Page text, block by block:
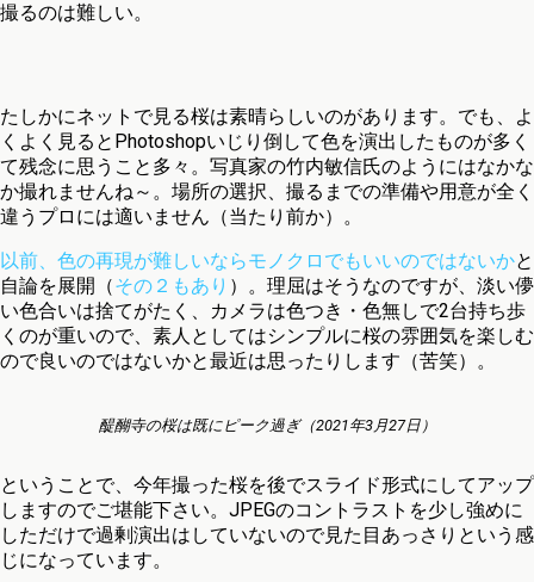
撮るのは難しい。
たしかにネットで見る桜は素晴らしいのがあります。でも、よ
くよく見るとPhotoshopいじり倒して色を演出したものが多く
て残念に思うこと多々。写真家の竹内敏信氏のようにはなかな
か撮れませんね～。場所の選択、撮るまでの準備や用意が全く
違うプロには適いません（当たり前か）。
以前、色の再現が難しいならモノクロでもいいのではないかと
自論を展開（その２もあり ）。理屈はそうなのですが、淡い儚
い色合いは捨てがたく、カメラは色つき・色無しで2台持ち歩
くのが重いので、素人としてはシンプルに桜の雰囲気を楽しむ
ので良いのではないかと最近は思ったりします（苦笑）。
醍醐寺の桜は既にピーク過ぎ（2021年3月27日）
ということで、今年撮った桜を後でスライド形式にしてアップ
しますのでご堪能下さい。JPEGのコントラストを少し強めに
しただけで過剰演出はしていないので見た目あっさりという感
じになっています。